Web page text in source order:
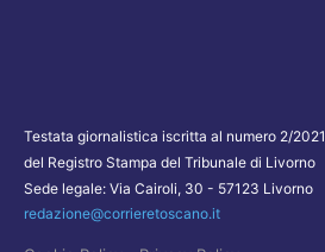
Testata giornalistica iscritta al numero 2/2021
del Registro Stampa del Tribunale di Livorno
Sede legale: Via Cairoli, 30 - 57123 Livorno
redazione@corrieretoscano.it